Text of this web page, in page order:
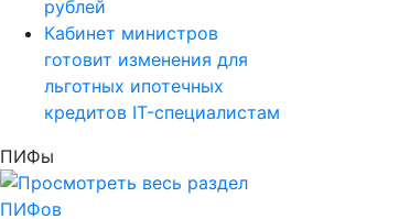
рублей
Кабинет министров
готовит изменения для
льготных ипотечных
кредитов IT-специалистам
ПИФы